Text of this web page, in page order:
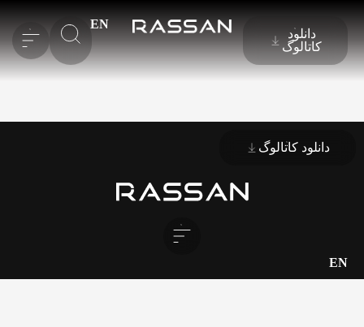
دانلود
کاتالوگ
EN
دانلود کاتالوگ
EN